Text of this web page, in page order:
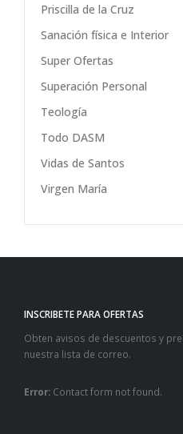
Priscilla de la Cruz
Sanación física e Interior
Super Ofertas
Superación Personal
Teología
Todo DASM
Vidas de Santos
Virgen María
INSCRIBETE PARA OFERTAS
Obten avisos de descuentos y
nuestra lista de correo.
Error: Contact form not found.